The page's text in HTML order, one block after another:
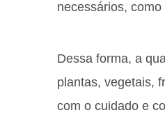
necessários,
Dessa forma, a
plantas, vegetais,
com o cuidado e